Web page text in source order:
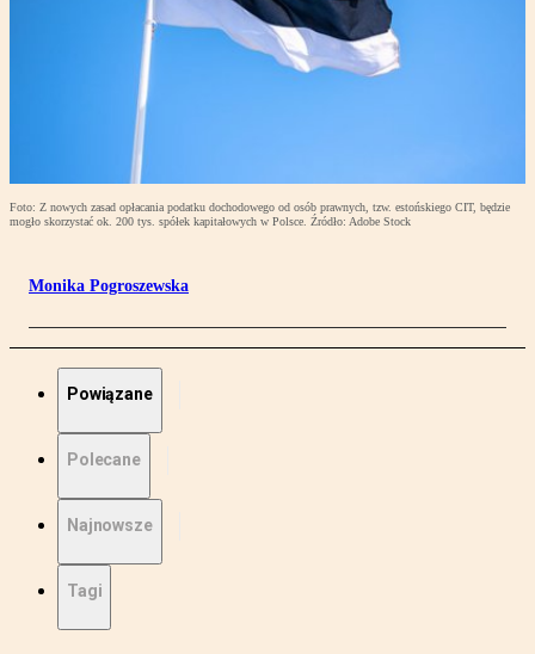
Foto: Z nowych zasad opłacania podatku dochodowego od osób prawnych, tzw. estońskiego CIT, będzie
mogło skorzystać ok. 200 tys. spółek kapitałowych w Polsce. Źródło: Adobe Stock
Monika Pogroszewska
Powiązane
Polecane
Najnowsze
Tagi